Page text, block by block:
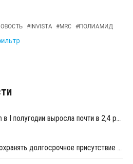
#INVISTA #MRC #ПОЛИАМИД
Чистая прибыль Chevron в I полугодии выросла почти в 2,4 раза
ExxonMobil планирует сохранять долгосрочное присутствие в Казахстане